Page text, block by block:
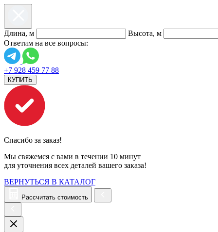
Длина, м Высота, м
Ответим на все вопросы:
+7 928 459 77 88
КУПИТЬ
Спасибо за заказ!
Мы свяжемся с вами в течении 10 минут
для уточнения всех деталей вашего заказа!
ВЕРНУТЬСЯ В КАТАЛОГ
Рассчитать стоимость